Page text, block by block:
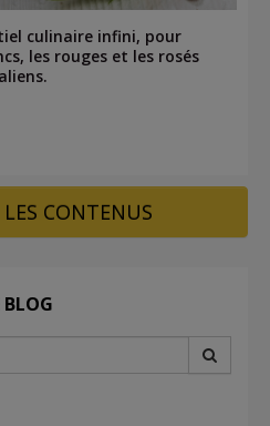
culinaire infini, pour
les rouges et les rosés
CONTENUS
BLOG